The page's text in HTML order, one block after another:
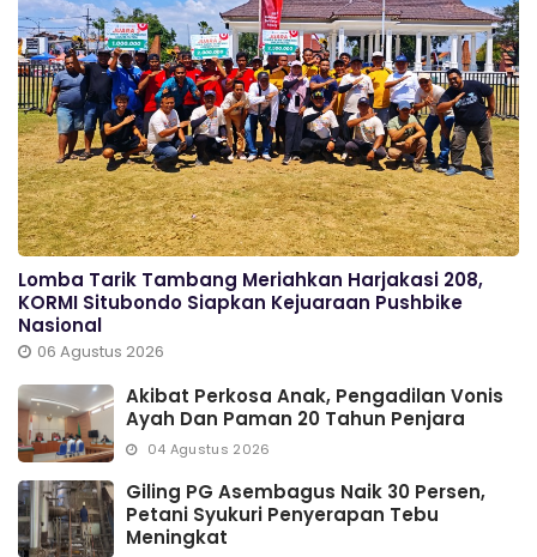
Lomba Tarik Tambang Meriahkan Harjakasi 208,
KORMI Situbondo Siapkan Kejuaraan Pushbike
Nasional
06 Agustus 2026
Akibat Perkosa Anak, Pengadilan Vonis
Ayah Dan Paman 20 Tahun Penjara
04 Agustus 2026
Giling PG Asembagus Naik 30 Persen,
Petani Syukuri Penyerapan Tebu
Meningkat